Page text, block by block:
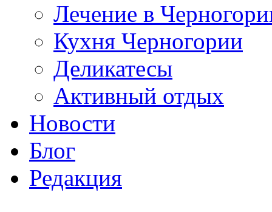
Лечение в
Кухня Черногории
Деликатесы
Активный отдых
Новости
Блог
Редакция